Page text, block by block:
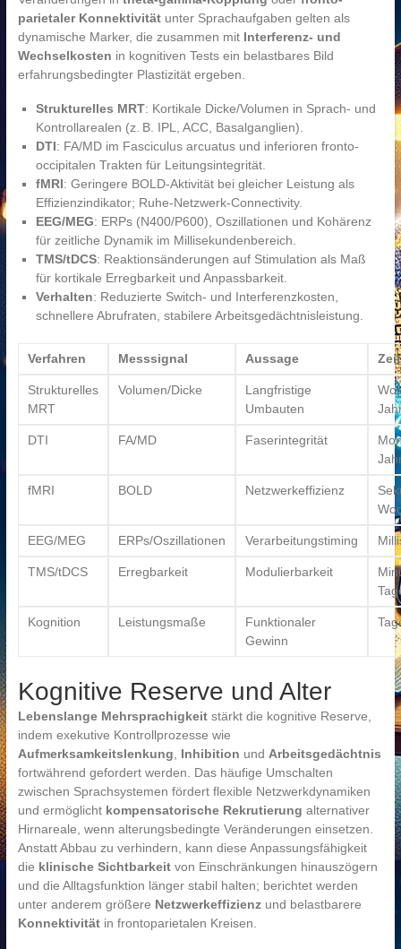
parietaler Konnektivitätunter Sprachaufgaben gelten als
dynamische Marker, die zusammen mit Interferenz- und
Wechselkosten in kognitiven Tests ein belastbares Bild
erfahrungsbedingter Plastizität ergeben.
Strukturelles MRT: Kortikale Dicke/Volumen in Sprach- und
Kontrollarealen (z. B. IPL, ACC, Basalganglien).
DTI: FA/MD im Fasciculus arcuatus und inferioren fronto-
occipitalen Trakten für Leitungsintegrität.
fMRI: Geringere BOLD-Aktivität bei gleicher Leistung als
Effizienzindikator; Ruhe-Netzwerk-Connectivity.
EEG/MEG: ERPs (N400/P600), Oszillationen und Kohärenz
für zeitliche Dynamik im Millisekundenbereich.
TMS/tDCS: Reaktionsänderungen auf Stimulation als Maß
für kortikale Erregbarkeit und Anpassbarkeit.
Verhalten: Reduzierte Switch- und Interferenzkosten,
schnellere Abrufraten, stabilere Arbeitsgedächtnisleistung.
Verfahren Messsignal Aussage
Strukturelles
MRT
Volumen/Dicke
Langfristige
Umbauten
DTI FA/MD Faserintegrität
fMRI BOLD Netzwerkeffizienz
EEG/MEG ERPs/Oszillationen Verarbeitungstiming
TMS/tDCS Erregbarkeit Modulierbarkeit
Kognition Leistungsmaße
Funktionaler
Gewinn
Kognitive Reserve und Alter
Lebenslange Mehrsprachigkeitstärkt die kognitive Reserve,
indem exekutive Kontrollprozesse wie
Aufmerksamkeitslenkung
Inhibition und Arbeitsgedächtnis
fortwährend gefordert werden. Das häufige Umschalten
zwischen Sprachsystemen fördert flexible Netzwerkdynamiken
und ermöglicht kompensatorische Rekrutierung alternativer
Hirnareale, wenn alterungsbedingte Veränderungen einsetzen.
Anstatt Abbau zu verhindern, kann diese Anpassungsfähigkeit
die klinische Sichtbarkeitvon Einschränkungen hinauszögern
und die Alltagsfunktion länger stabil halten; berichtet werden
unter anderem größere Netzwerkeffizienzund belastbarere
Konnektivitätin frontoparietalen Kreisen.